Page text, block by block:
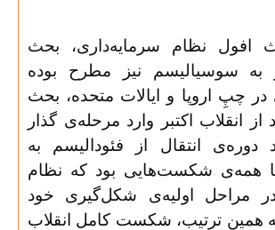
افول نظام سرمایه‌داری، بحث
به سوسیالیسم نیز مطرح بوده
چپِ اروپا و ایالات متحده، بحث‌
انقلاب اکتبر وارد مرحله‌ی گذار
دوره‌ی انتقال از فئودالیسم به
همه‌ی شکست‌هایی بود که نظام
در مراحل اولیه‌ی شکل‌گیری خود
همین ترتیب، شکست کامل انقلاب